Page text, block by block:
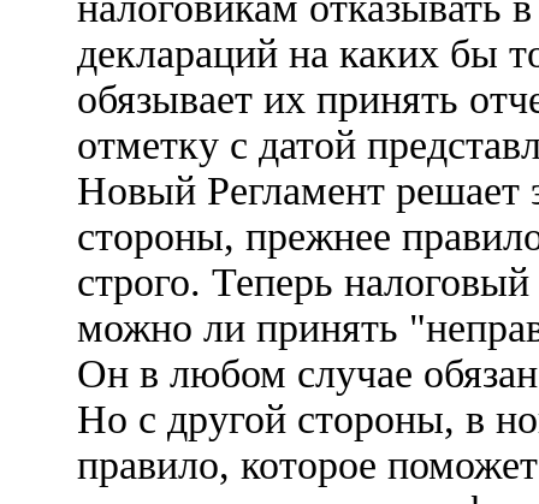
деклараций на каких бы
обязывает их принять
отметку с датой
Новый Регламент решает
стороны, прежнее
строго. Теперь
можно ли принять
Он в любом случае
Но с другой стороны, в
правило, которое